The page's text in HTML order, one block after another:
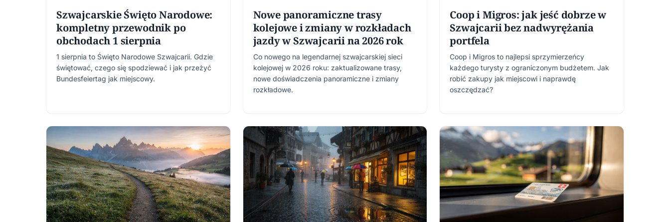
Szwajcarskie Święto Narodowe:
kompletny przewodnik po
obchodach 1 sierpnia
1 sierpnia to Święto Narodowe Szwajcarii. Gdzie
świętować, czego się spodziewać i jak przeżyć
Bundesfeiertag jak miejscowy.
Nowe panoramiczne trasy
kolejowe i zmiany w rozkładach
jazdy w Szwajcarii na 2026 rok
Co nowego na legendarnej szwajcarskiej sieci
kolejowej w 2026 roku: zaktualizowane trasy,
nowe doświadczenia panoramiczne i zmiany
rozkładowe.
Coop i Migros: jak jeść dobrze w
Szwajcarii bez nadwyrężania
portfela
Coop i Migros to najlepsi sprzymierzeńcy
każdego turysty z ograniczonym budżetem. Jak
robić zakupy jak miejscowi i naprawdę
oszczędzać?